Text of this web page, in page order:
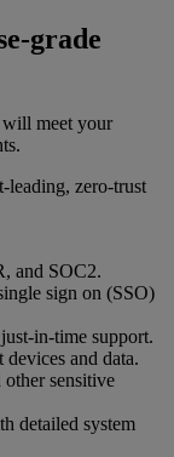
grade
meet your
leading, zero-trust
and SOC2.
sign on (SSO)
in-time support.
devices and data.
sensitive
detailed system